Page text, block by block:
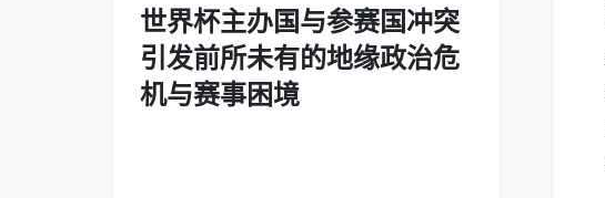
世界杯主办国与参赛国冲突
引发前所未有的地缘政治危
机与赛事困境